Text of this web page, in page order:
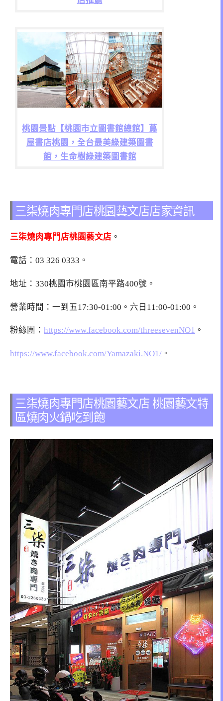
桃園景點【桃園市立圖書館總館】蔦
屋書店桃園，全台最美綠建築圖書
館，生命樹綠建築圖書館
三柒燒肉專門店桃園藝文店店家資訊
三柒燒肉專門店桃園藝文店 。
電話： 03 326 0333 。
地址：330桃園市桃園區南平路400號。
營業時間：一到五17:30-01:00。六日11:00-01:00。
粉絲團： https://www.facebook.com/threesevenNO1 。
https://www.facebook.com/Yamazaki.NO1/ 。
三柒燒肉專門店桃園藝文店 桃園藝文特
區燒肉火鍋吃到飽